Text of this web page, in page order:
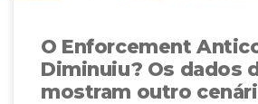
O Enforcement
Diminuiu? Os dados
mostram outro